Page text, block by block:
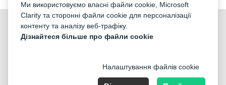
©2026 «KONTRAMARKA OÜ» Всі права захищені
Ми використовуємо власні файли cookie, Microsoft
Clarity та сторонні файли cookie для персоналізації
контенту та аналізу веб-трафіку.
Дізнайтеся більше про файли cookie
Налаштування файлів cookie